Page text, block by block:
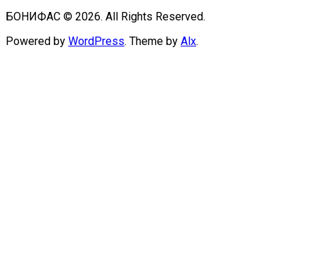
БОНИФАС © 2026. All Rights Reserved.
Powered by WordPress. Theme by Alx.